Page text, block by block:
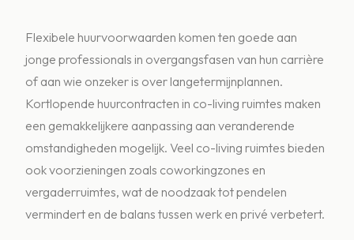
Flexibele huurvoorwaarden komen ten goede aan
jonge professionals in overgangsfasen van hun carrière
of aan wie onzeker is over langetermijnplannen.
Kortlopende huurcontracten in co-living ruimtes maken
een gemakkelijkere aanpassing aan veranderende
omstandigheden mogelijk. Veel co-living ruimtes bieden
ook voorzieningen zoals coworkingzones en
vergaderruimtes, wat de noodzaak tot pendelen
vermindert en de balans tussen werk en privé verbetert.